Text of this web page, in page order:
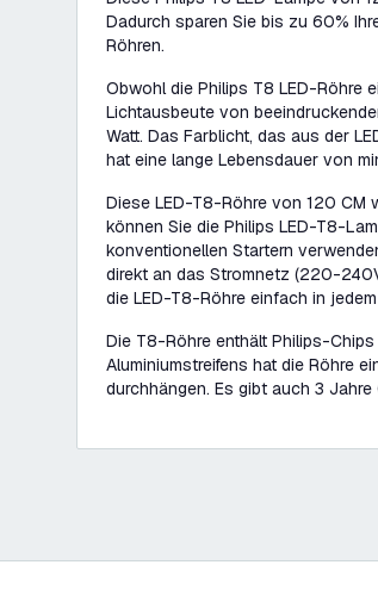
Dadurch sparen Sie bis zu 60%
Röhren.
Obwohl die Philips T8 LED-Röhre
Lichtausbeute von
Watt. Das Farblicht, das aus der
hat eine lange Lebensdauer von
Diese LED-T8-Röhre von 120 CM
können Sie die Philips LED-T8-
konventionellen Startern
direkt an das Stromnetz (220-
die LED-T8-Röhre einfach in
Die T8-Röhre enthält Philips-
Aluminiumstreifens hat die Röhre
durchhängen. Es gibt auch 3